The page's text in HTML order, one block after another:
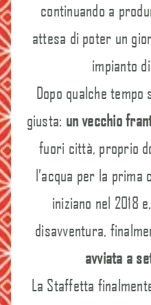
continuando a
attesa di poter un
impianto
Dopo qualche tempo
giusta: un vecchio
fuori città, proprio
l’acqua per la
iniziano nel 2018
disavventura,
avviata a
La Staffetta